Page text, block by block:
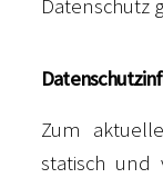
Datenschutz
Zum
statisch und